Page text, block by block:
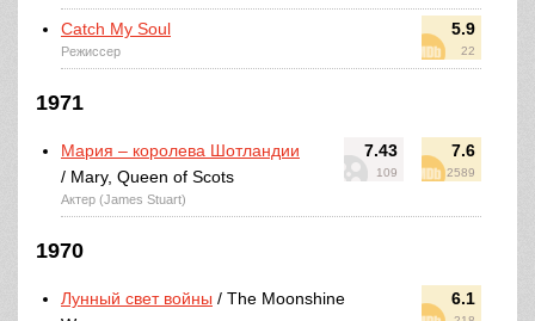
5.9
22
Catch My Soul
Режиссер
1971
7.43
109
7.6
2589
Мария – королева Шотландии
/ Mary, Queen of Scots
Актер (James Stuart)
1970
6.1
Лунный свет войны / The Moonshine